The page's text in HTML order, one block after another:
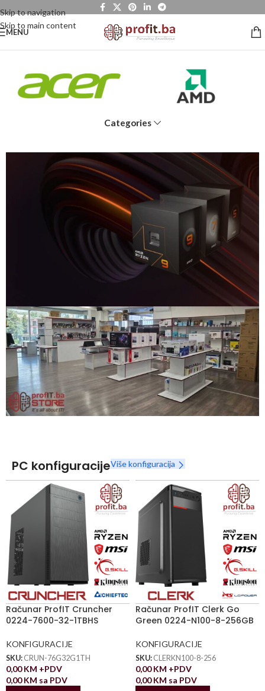
Skip to navigation
Skip to main content
MENU
Categories
Snaga radnih stanica nikada nije bila povoljnija
Nova Ryzen 7000 serija
Naruči
PC konfiguracijeViše konfiguracija
Računar ProfIT Cruncher
0224-7600-32-1TBHS
KONFIGURACIJE
SKU: CRUN-76G32G1TH
0,00KM +PDV
0,00KM sa PDV
Računar ProfIT Clerk Go
Green 0224-N100-8-256GB
KONFIGURACIJE
SKU: CLERKN100-8-256
0,00KM +PDV
0,00KM sa PDV